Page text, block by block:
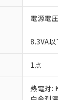
電源電
8.3VA
1点
熱電対: